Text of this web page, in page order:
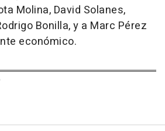
Molina, David Solanes,
Bonilla, y a Marc Pérez
económico.